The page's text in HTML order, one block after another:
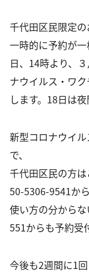
PCR検査
新型コロ
花粉症治
オンライ
アクセス
お問い合わ
アンチエイ
千代田区民限定の
一時的に予約が
日、14時より、
ナウイルス・ワ
します。18日は
新型コロナウイ
で、
千代田区民の方は
50-5306-9541か
使い方の分から
551からも予約受
今後も2週間に1